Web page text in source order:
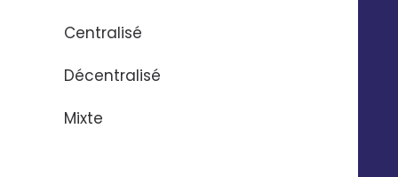
Centralisé
Décentralisé
Mixte